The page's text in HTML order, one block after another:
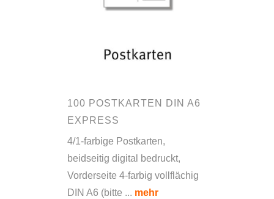
100 POSTKARTEN DIN A6
EXPRESS
4/1-farbige Postkarten,
beidseitig digital bedruckt,
Vorderseite 4-farbig vollflächig
DIN A6 (bitte ... mehr